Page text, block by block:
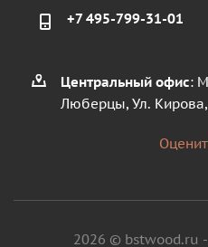
+7 495-799-31-01
Центральный офис:
Люберцы, Ул.
2026 © bstwood.ru -